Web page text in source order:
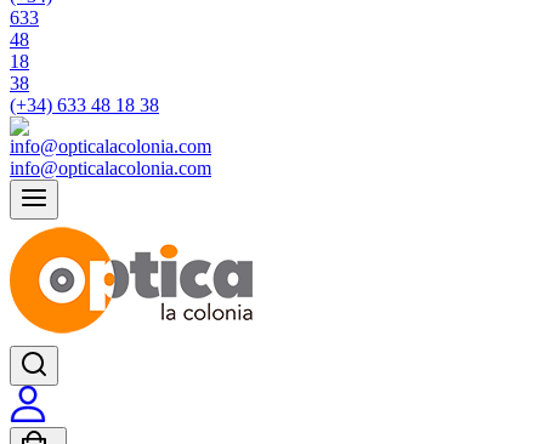
(+34) 633 48 18 38
info@opticalacolonia.com